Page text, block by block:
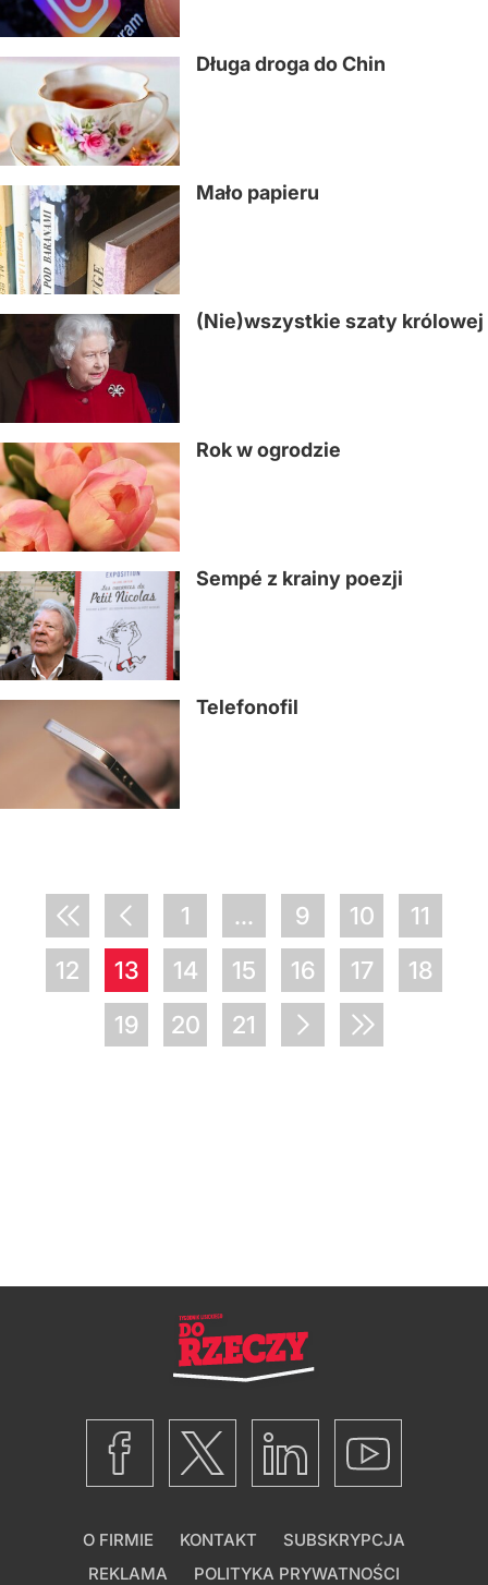
Długa droga do Chin
Mało papieru
(Nie)wszystkie szaty królowej
Rok w ogrodzie
Sempé z krainy poezji
Telefonofil
1 ... 9 10
11
12
13 14 15 16 17
18
19
20 21
O FIRMIE KONTAKT
SUBSKRYPCJA
REKLAMA
POLITYKA PRYWATNOŚCI